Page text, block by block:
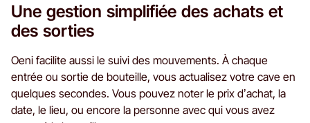
Une gestion simplifiée des achats et
des sorties
Oeni facilite aussi le suivi des mouvements. À chaque
entrée ou sortie de bouteille, vous actualisez votre cave en
quelques secondes. Vous pouvez noter le prix d’achat, la
date, le lieu, ou encore la personne avec qui vous avez